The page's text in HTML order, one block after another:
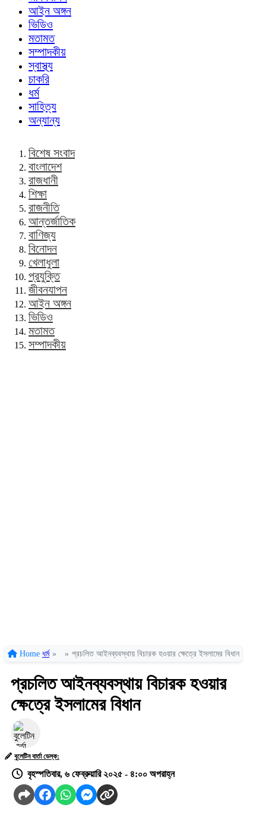
আইন অঙ্গন
ভিডিও
মতামত
সম্পাদকীয়
স্বাস্থ্য
চাকরি
ধর্ম
সাহিত্য
অন্যান্য
বিশেষ সংবাদ
বাংলাদেশ
রাজধানী
শিক্ষা
রাজনীতি
আন্তর্জাতিক
বাণিজ্য
বিনোদন
খেলাধুলা
প্রযুক্তি
জীবনযাপন
আইন অঙ্গন
ভিডিও
মতামত
সম্পাদকীয়
Home ধর্ম » » প্রচলিত আইনব্যবস্থায় বিচারক হ‌ওয়ার ক্ষেত্রে ইসলামের বিধান
প্রচলিত আইনব্যবস্থায় বিচারক হ‌ওয়ার
ক্ষেত্রে ইসলামের বিধান
বুলেটিন বার্তা ডেস্ক:
বৃহস্পতিবার, ৬ ফেব্রুয়ারি ২০২৫ - ৪:০০ অপরাহ্ন